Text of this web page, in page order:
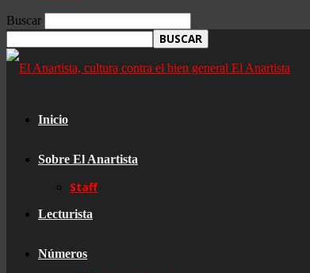
Buscar
El Anartista
Inicio
Sobre El Anartista
Staff
Lecturista
Números